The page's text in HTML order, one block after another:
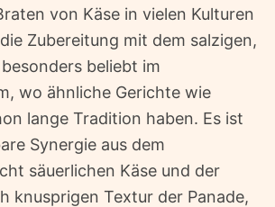
von Käse in vielen Kulturen
Zubereitung mit dem salzigen,
beliebt im
wo ähnliche Gerichte wie
lange Tradition haben. Es ist
Synergie aus dem
säuerlichen Käse und der
knusprigen Textur der Panade,